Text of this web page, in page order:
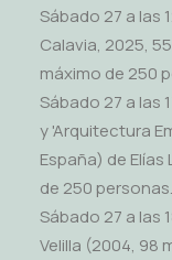
Sábado 27 a las
Calavia, 2025,
máximo de 250
Sábado 27 a las
y 'Arquitectura
España) de
de 250 personas.
Sábado 27 a las
Velilla (2004, 98